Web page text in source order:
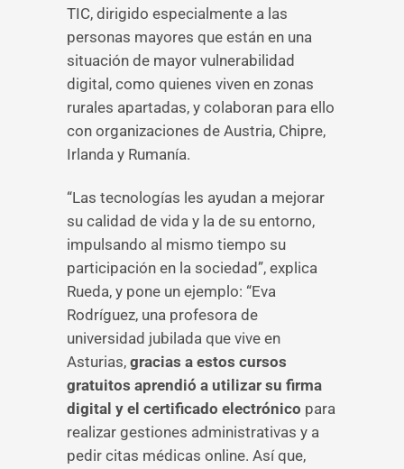
TIC, dirigido especialmente a las
personas mayores que están en una
situación de mayor vulnerabilidad
digital, como quienes viven en zonas
rurales apartadas, y colaboran para ello
con organizaciones de Austria, Chipre,
Irlanda y Rumanía.
“Las tecnologías les ayudan a mejorar
su calidad de vida y la de su entorno,
impulsando al mismo tiempo su
participación en la sociedad”, explica
Rueda, y pone un ejemplo: “Eva
Rodríguez, una profesora de
universidad jubilada que vive en
Asturias, gracias a estos cursos
gratuitos aprendió a utilizar su firma
digital y el certificado electrónico para
realizar gestiones administrativas y a
pedir citas médicas online. Así que,